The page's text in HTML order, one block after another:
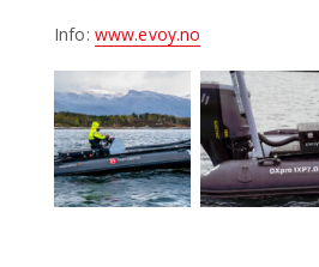
Info: www.evoy.no